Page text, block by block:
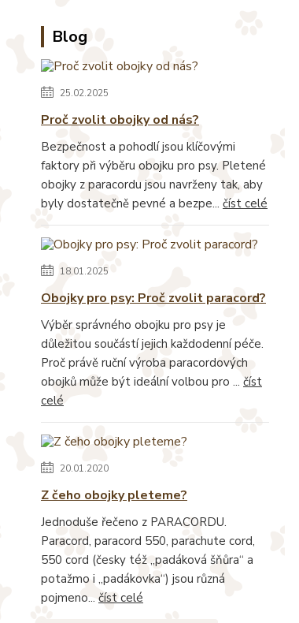
Blog
25.02.2025
Proč zvolit obojky od nás?
Bezpečnost a pohodlí jsou klíčovými
faktory při výběru obojku pro psy. Pletené
obojky z paracordu jsou navrženy tak, aby
byly dostatečně pevné a bezpe... číst celé
18.01.2025
Obojky pro psy: Proč zvolit paracord?
Výběr správného obojku pro psy je
důležitou součástí jejich každodenní péče.
Proč právě ruční výroba paracordových
obojků může být ideální volbou pro ... číst
celé
20.01.2020
Z čeho obojky pleteme?
Jednoduše řečeno z PARACORDU.
Paracord, paracord 550, parachute cord,
550 cord (česky též „padáková šňůra“ a
potažmo i „padákovka“) jsou různá
pojmeno... číst celé